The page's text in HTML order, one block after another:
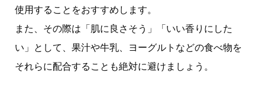
使用することをおすすめします。
また、その際は「肌に良さそう」「いい香りにした
い」として、果汁や牛乳、ヨーグルトなどの食べ物を
それらに配合することも絶対に避けましょう。